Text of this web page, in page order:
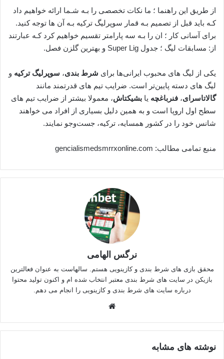
از طریق این راهنما ؛ ما نکات تخصصی را بـه شـما ارائه خواهیم داد
کـه باید قبل از تصمیم بـه قمار سوپرلیگ ترکیه بـه آن ها توجه کنید.
برای آسانی کار ؛ ان را بـه سه پارامتر تقسیم خواهیم کرد کـه عبارتند
از: مسابقات لیگ ؛ جدول Super Lig و بهترین گلزن فصل.
یکی از لیگ های محبوب ایرانی‌‌ها برای شرط بندی، سوپرلیگ ترکیه و
لیگ های دسته پایین‌تر است. ضرایب تیم های قدرتمند مانند
گالاتاسرای، فنرباغچه یا بشیکتاش، معمولا بیشتر از ضرایب تیم های
سطح اول اروپا است و به همین دلیل بسیاری از افراد می خواهند
شانس خود را در کشور همسایه، ترکیه، جست‌و‌جو نمایند.
منبع تمامی مطالب: gencialismedsmrrxonline.com
نرگس الهامی
محقق بازی های شرط بندی و کازینویی هستم. سالهاست به عنوان فعالترین
بازیکن در سایت های شرط بندی معتبر انتخاب شده ام و اکنون تولید محتوا
درباره سایت های شرط بندی و کازینویی را انجام می دهم.
نوشته های مشابه